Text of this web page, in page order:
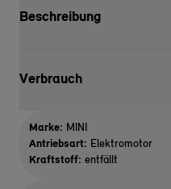
Beschreibung
Verbrauch
Marke: MINI
Antriebsart: Elektromotor
Kraftstoff: entfällt